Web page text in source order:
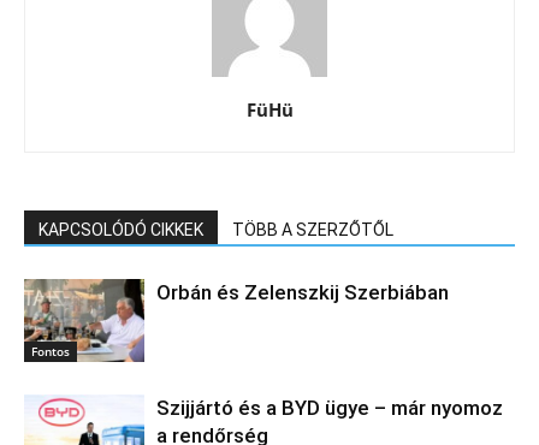
FüHü
KAPCSOLÓDÓ CIKKEK TÖBB A SZERZŐTŐL
Fontos
Orbán és Zelenszkij Szerbiában
Szijjártó és a BYD ügye – már nyomoz
a rendőrség